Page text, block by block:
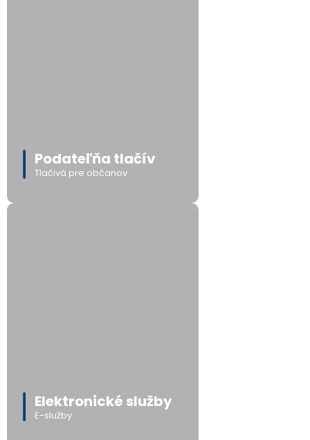
Podateľňa tlačív
Tlačivá pre občanov
Elektronické služby
E-služby